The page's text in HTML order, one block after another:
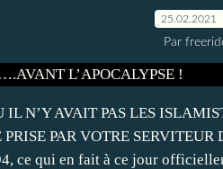
25.02.2021
Par
N’Y AVAIT PAS LES
PRISE PAR VOTRE
ce qui en fait à ce jour